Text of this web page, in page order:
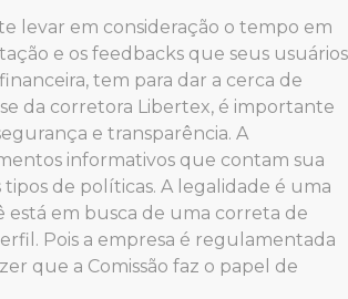
levar em consideração o tempo em
e os feedbacks que seus usuários
tem para dar a cerca de
da corretora Libertex, é importante
e transparência. A
informativos que contam sua
tipos de políticas. A legalidade é uma
está em busca de uma correta de
Pois a empresa é regulamentada
que a Comissão faz o papel de